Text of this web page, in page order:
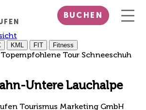
BUCHEN
KML FIT Fitness
Topempfohlene Tour Schneeschuh
Untere Lauchalpe